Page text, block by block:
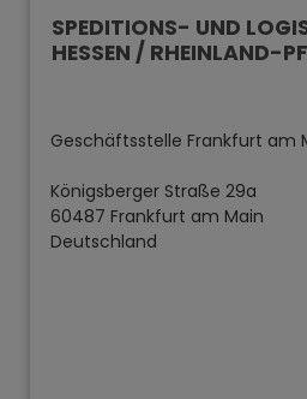
SPEDITIONS- UND
HESSEN / RHEINLAND-
Geschäftsstelle Frankfurt am
Königsberger Straße 29a
60487 Frankfurt am Main
Deutschland